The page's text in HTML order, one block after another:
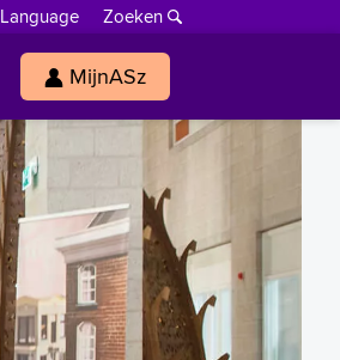
Language
Zoeken
MijnASz